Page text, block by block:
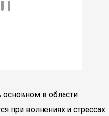
основном в области
при волнениях и стрессах.